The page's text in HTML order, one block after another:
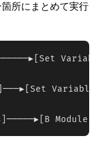
所にまとめて実行
Module]